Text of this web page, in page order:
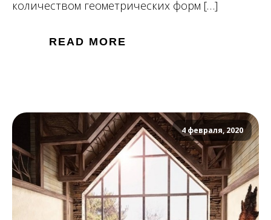
количеством геометрических форм […]
READ MORE
4 февраля, 2020